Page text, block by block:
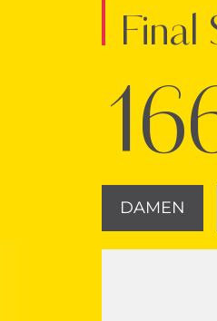
Final
DAMEN